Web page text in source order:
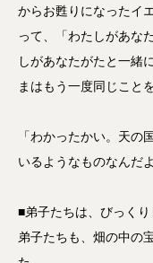
からお甦りになったイ
って、「わたしがあな
しがあなたがたと一緒
まはもう一度同じこと
「わかったかい。天の
いるようなものなんだよ
■弟子たちは、びっく
弟子たちも、畑の中の